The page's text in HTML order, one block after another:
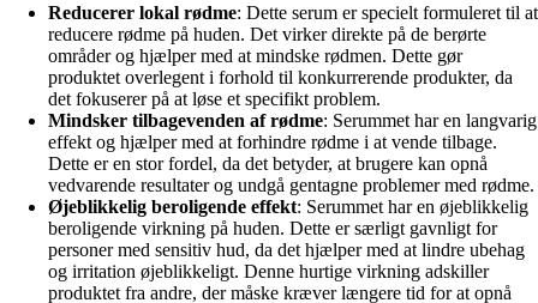
Reducerer lokal rødme: Dette serum er specielt formuleret til at
reducere rødme på huden. Det virker direkte på de berørte
områder og hjælper med at mindske rødmen. Dette gør
produktet overlegent i forhold til konkurrerende produkter, da
det fokuserer på at løse et specifikt problem.
Mindsker tilbagevenden af rødme: Serummet har en langvarig
effekt og hjælper med at forhindre rødme i at vende tilbage.
Dette er en stor fordel, da det betyder, at brugere kan opnå
vedvarende resultater og undgå gentagne problemer med rødme.
Øjeblikkelig beroligende effekt: Serummet har en øjeblikkelig
beroligende virkning på huden. Dette er særligt gavnligt for
personer med sensitiv hud, da det hjælper med at lindre ubehag
og irritation øjeblikkeligt. Denne hurtige virkning adskiller
produktet fra andre, der måske kræver længere tid for at opnå